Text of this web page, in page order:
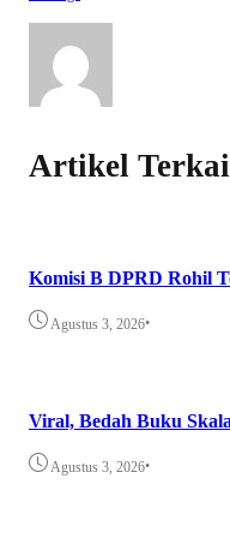
Artikel
Komisi B DPRD Rohil
Agustus 3, 2026•
Viral, Bedah Buku
Agustus 3, 2026•